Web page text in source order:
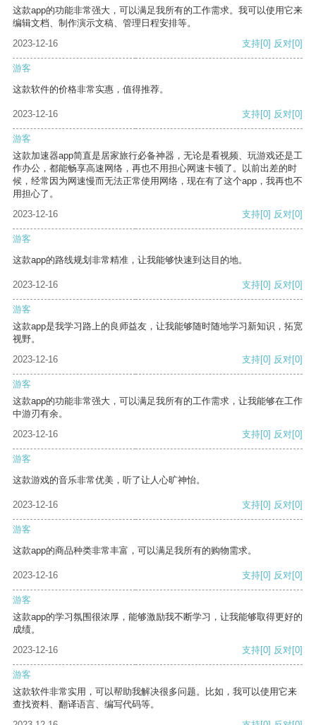
这款app的功能非常强大，可以满足我所有的工作需求。我可以使用它来
编辑文档、制作演示文稿、管理日程安排等。
2023-12-16
支持[0] 反对[0]
游客
这款软件的价格非常实惠，值得推荐。
2023-12-16 支持[0] 反对[0]
游客
这款加速器app简直是居家旅行必备神器，无论是看视频、玩游戏还是工
作办公，都能畅享高速网络，再也不用担心网速卡顿了。以前出差的时
候，经常因为网速慢而无法正常使用网络，现在有了这个app，我再也不
用担心了。
2023-12-16
支持[0] 反对[0]
游客
这款app的路线规划非常精准，让我能够快速到达目的地。
2023-12-16 支持[0] 反对[0]
游客
这款app是我学习路上的良师益友，让我能够随时随地学习新知识，拓宽
视野。
2023-12-16
支持[0] 反对[0]
游客
这款app的功能非常强大，可以满足我所有的工作需求，让我能够在工作
中游刃有余。
2023-12-16
支持[0] 反对[0]
游客
这款游戏的音乐非常优美，听了让人心旷神怡。
2023-12-16 支持[0] 反对[0]
游客
这款app的商品种类非常丰富，可以满足我所有的购物需求。
2023-12-16 支持[0] 反对[0]
游客
这款app的学习氛围很浓厚，能够激励我不断学习，让我能够取得更好的
成绩。
2023-12-16
支持[0] 反对[0]
游客
这款软件非常实用，可以帮助我解决很多问题。比如，我可以使用它来
查找资料、翻译语言、编写代码等。